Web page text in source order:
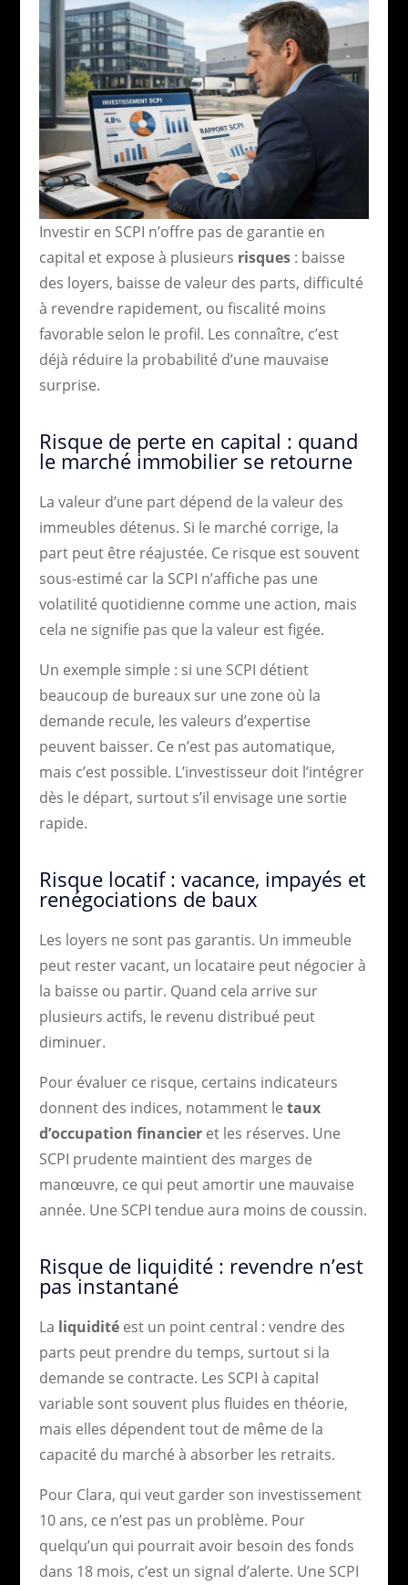
Investir en SCPI n’offre pas de garantie en
capital et expose à plusieurs risques: baisse
des loyers, baisse de valeur des parts, difficulté
à revendre rapidement, ou fiscalité moins
favorable selon le profil. Les connaître, c’est
déjà réduire la probabilité d’une mauvaise
surprise.
Risque de perte en capital : quand
le marché immobilier se retourne
La valeur d’une part dépend de la valeur des
immeubles détenus. Si le marché corrige, la
part peut être réajustée. Ce risque est souvent
sous-estimé car la SCPI n’affiche pas une
volatilité quotidienne comme une action, mais
cela ne signifie pas que la valeur est figée.
Un exemple simple : si une SCPI détient
beaucoup de bureaux sur une zone où la
demande recule, les valeurs d’expertise
peuvent baisser. Ce n’est pas automatique,
mais c’est possible. L’investisseur doit l’intégrer
dès le départ, surtout s’il envisage une sortie
rapide.
Risque locatif : vacance, impayés et
renégociations de baux
Les loyers ne sont pas garantis. Un immeuble
peut rester vacant, un locataire peut négocier à
la baisse ou partir. Quand cela arrive sur
plusieurs actifs, le revenu distribué peut
diminuer.
Pour évaluer ce risque, certains indicateurs
donnent des indices, notamment le taux
d’occupation financieret les réserves. Une
SCPI prudente maintient des marges de
manœuvre, ce qui peut amortir une mauvaise
année. Une SCPI tendue aura moins de coussin.
Risque de liquidité : revendre n’est
pas instantané
La liquiditéest un point central : vendre des
parts peut prendre du temps, surtout si la
demande se contracte. Les SCPI à capital
variable sont souvent plus fluides en théorie,
mais elles dépendent tout de même de la
capacité du marché à absorber les retraits.
Pour Clara, qui veut garder son investissement
10 ans, ce n’est pas un problème. Pour
quelqu’un qui pourrait avoir besoin des fonds
dans 18 mois, c’est un signal d’alerte. Une SCPI